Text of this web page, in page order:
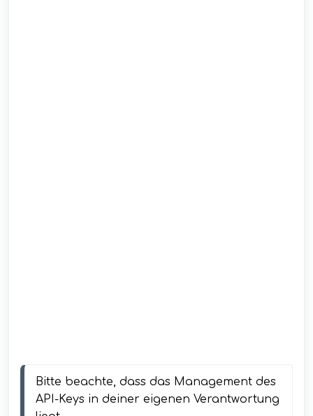
Bitte beachte, dass das Management des
API-Keys in deiner eigenen Verantwortung